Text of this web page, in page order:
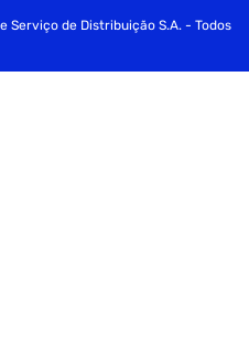
de Distribuição S.A. - Todos